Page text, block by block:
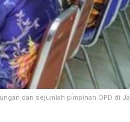
dan sejumlah pimpinan OPD di